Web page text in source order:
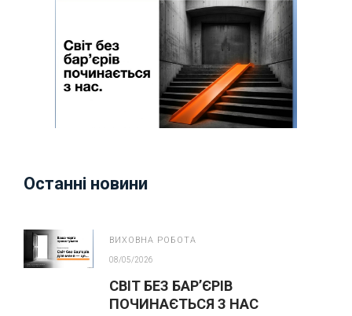
Останні новини
ВИХОВНА РОБОТА
08/05/2026
СВІТ БЕЗ БАР’ЄРІВ
ПОЧИНАЄТЬСЯ З НАС